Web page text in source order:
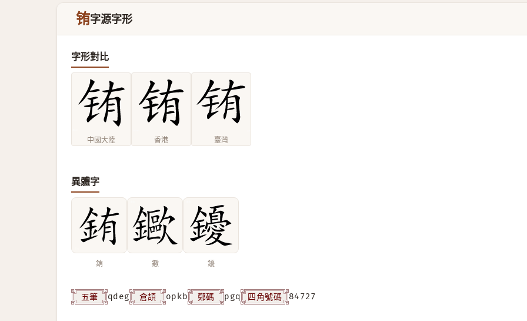
铕字源字形
字形對比
中國大陸 香港 臺灣
異體字
銪 䥲 䥳
五筆 qdeg 倉頡 opkb 鄭碼 pgq 四角號碼 84727